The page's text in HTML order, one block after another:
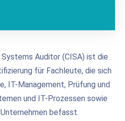
Auditor (CISA) ist die
für Fachleute, die sich
IT-Management, Prüfung und
und IT-Prozessen sowie
befasst.